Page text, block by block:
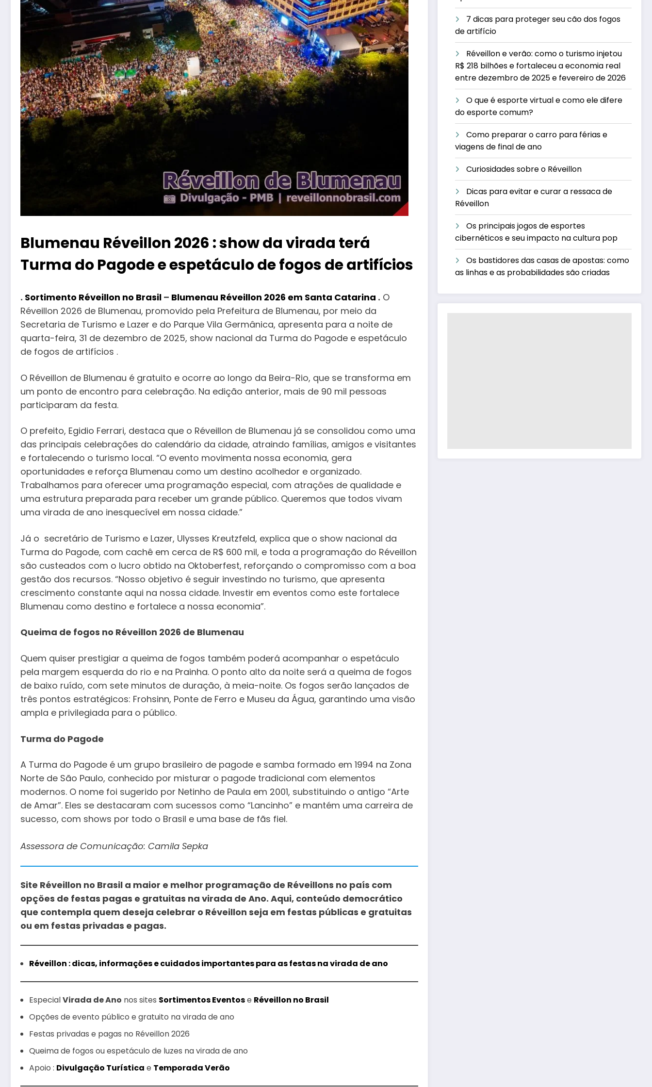
Blumenau Réveillon 2026 : show da virada terá
Turma do Pagode e espetáculo de fogos de artifícios
. Sortimento Réveillon no Brasil – Blumenau Réveillon 2026 em Santa Catarina . O
Réveillon 2026 de Blumenau, promovido pela Prefeitura de Blumenau, por meio da
Secretaria de Turismo e Lazer e do Parque Vila Germânica, apresenta para a noite de
quarta-feira, 31 de dezembro de 2025, show nacional da Turma do Pagode e espetáculo
de fogos de artifícios .
O Réveillon de Blumenau é gratuito e ocorre ao longo da Beira-Rio, que se transforma em
um ponto de encontro para celebração. Na edição anterior, mais de 90 mil pessoas
participaram da festa.
O prefeito, Egidio Ferrari, destaca que o Réveillon de Blumenau já se consolidou como uma
das principais celebrações do calendário da cidade, atraindo famílias, amigos e visitantes
e fortalecendo o turismo local. “O evento movimenta nossa economia, gera
oportunidades e reforça Blumenau como um destino acolhedor e organizado.
Trabalhamos para oferecer uma programação especial, com atrações de qualidade e
uma estrutura preparada para receber um grande público. Queremos que todos vivam
uma virada de ano inesquecível em nossa cidade.”
Já o secretário de Turismo e Lazer, Ulysses Kreutzfeld, explica que o show nacional da
Turma do Pagode, com cachê em cerca de R$ 600 mil, e toda a programação do Réveillon
são custeados com o lucro obtido na Oktoberfest, reforçando o compromisso com a boa
gestão dos recursos. “Nosso objetivo é seguir investindo no turismo, que apresenta
crescimento constante aqui na nossa cidade. Investir em eventos como este fortalece
Blumenau como destino e fortalece a nossa economia”.
Queima de fogos no Réveillon 2026 de Blumenau
Quem quiser prestigiar a queima de fogos também poderá acompanhar o espetáculo
pela margem esquerda do rio e na Prainha. O ponto alto da noite será a queima de fogos
de baixo ruído, com sete minutos de duração, à meia-noite. Os fogos serão lançados de
três pontos estratégicos: Frohsinn, Ponte de Ferro e Museu da Água, garantindo uma visão
ampla e privilegiada para o público.
Turma do Pagode
A Turma do Pagode é um grupo brasileiro de pagode e samba formado em 1994 na Zona
Norte de São Paulo, conhecido por misturar o pagode tradicional com elementos
modernos. O nome foi sugerido por Netinho de Paula em 2001, substituindo o antigo “Arte
de Amar”. Eles se destacaram com sucessos como “Lancinho” e mantém uma carreira de
sucesso, com shows por todo o Brasil e uma base de fãs fiel.
Assessora de Comunicação: Camila Sepka
Site Réveillon no Brasil a maior e melhor programação de Réveillons no país com
opções de festas pagas e gratuitas na virada de Ano. Aqui, conteúdo democrático
que contempla quem deseja celebrar o Réveillon seja em festas públicas e gratuitas
ou em festas privadas e pagas.
Réveillon : dicas, informações e cuidados importantes para as festas na virada de ano
EspecialVirada de Ano nos sites Sortimentos Eventose Réveillon no Brasil
Opções de evento público e gratuito na virada de ano
Festas privadas e pagas no Réveillon 2026
Queima de fogos ou espetáculo de luzes na virada de ano
Apoio : Divulgação Turística e Temporada Verão
7 dicas para proteger seu cão dos fogos
de artifício
Réveillon e verão: como o turismo injetou
R$ 218 bilhões e fortaleceu a economia real
entre dezembro de 2025 e fevereiro de 2026
O que é esporte virtual e como ele difere
do esporte comum?
Como preparar o carro para férias e
viagens de final de ano
Curiosidades sobre o Réveillon
Dicas para evitar e curar a ressaca de
Réveillon
Os principais jogos de esportes
cibernéticos e seu impacto na cultura pop
Os bastidores das casas de apostas: como
as linhas e as probabilidades são criadas